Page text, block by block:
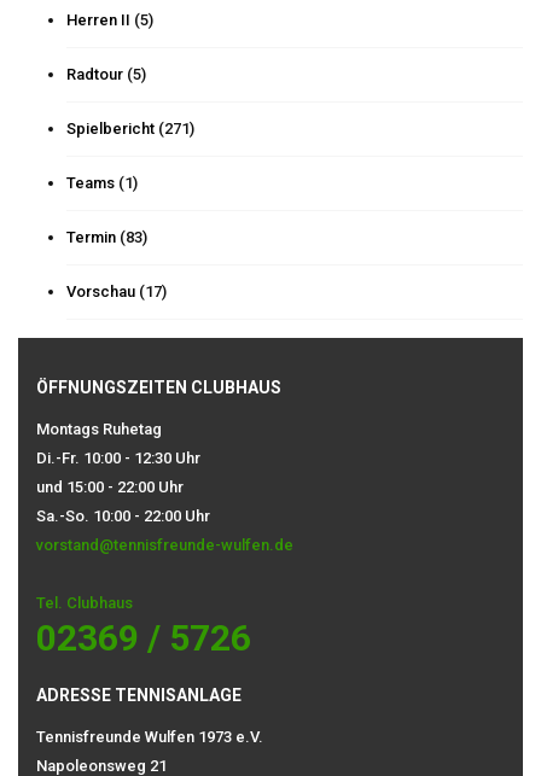
Herren II (5)
Radtour (5)
Spielbericht (271)
Teams (1)
Termin (83)
Vorschau (17)
ÖFFNUNGSZEITEN CLUBHAUS
Montags Ruhetag
Di.-Fr. 10:00 - 12:30 Uhr
und 15:00 - 22:00 Uhr
Sa.-So. 10:00 - 22:00 Uhr
vorstand@tennisfreunde-wulfen.de
Tel. Clubhaus
02369 / 5726
ADRESSE TENNISANLAGE
Tennisfreunde Wulfen 1973 e.V.
Napoleonsweg 21